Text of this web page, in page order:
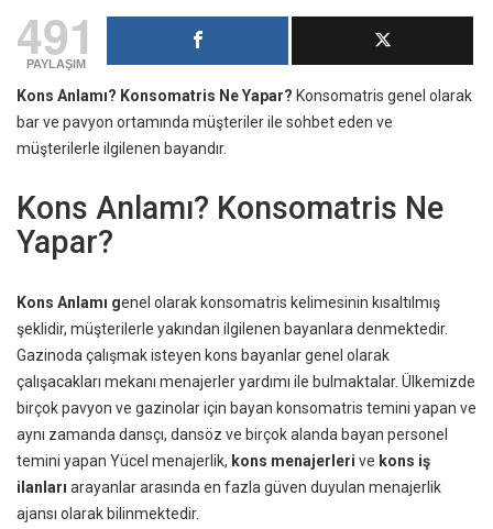
491
PAYLAŞIM
Kons Anlamı? Konsomatris Ne Yapar? Konsomatris genel olarak
bar ve pavyon ortamında müşteriler ile sohbet eden ve
müşterilerle ilgilenen bayandır.
Kons Anlamı? Konsomatris Ne
Yapar?
Kons Anlamı genel olarak konsomatris kelimesinin kısaltılmış
şeklidir, müşterilerle yakından ilgilenen bayanlara denmektedir.
Gazinoda çalışmak isteyen kons bayanlar genel olarak
çalışacakları mekanı menajerler yardımı ile bulmaktalar. Ülkemizde
birçok pavyon ve gazinolar için bayan konsomatris temini yapan ve
aynı zamanda dansçı, dansöz ve birçok alanda bayan personel
temini yapan Yücel menajerlik, kons menajerleri ve kons iş
ilanları arayanlar arasında en fazla güven duyulan menajerlik
ajansı olarak bilinmektedir.